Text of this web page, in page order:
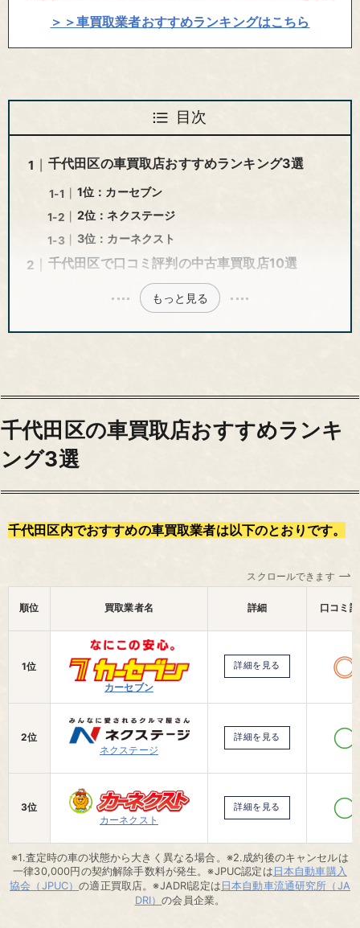
＞＞車買取業者おすすめランキングはこちら
目次
千代田区の車買取店おすすめランキング3選
1位：カーセブン
2位：ネクステージ
3位：カーネクスト
千代田区で口コミ評判の中古車買取店10選
もっと見る
千代田区の車買取店おすすめランキ
ング3選
千代田区内でおすすめの車買取業者は以下のとおりです。
スクロールできます
順位 買取業者名 詳細 口コミ
1位
カーセブン
詳細を見る
2位
ネクステージ
詳細を見る
3位
カーネクスト
詳細を見る
※1.査定時の車の状態から大きく異なる場合。※2.成約後のキャンセルは
一律30,000円の契約解除手数料が発生。※JPUC認定は 日本自動車購入
協会（JPUC）の適正買取店。※JADRI認定は 日本自動車流通研究所（JA
DRI）の会員企業。